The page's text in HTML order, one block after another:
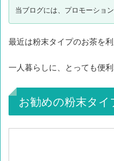
当ブログには、プロモーショ
最近は粉末タイプのお茶を利
一人暮らしに、とっても便
お勧めの粉末タイ